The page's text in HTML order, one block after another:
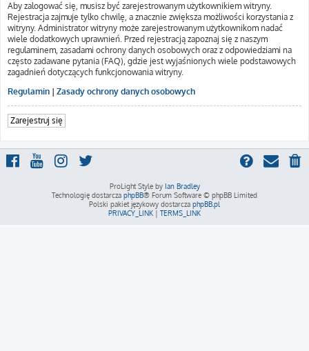
Aby zalogować się, musisz być zarejestrowanym użytkownikiem witryny.
Rejestracja zajmuje tylko chwilę, a znacznie zwiększa możliwości korzystania z
witryny. Administrator witryny może zarejestrowanym użytkownikom nadać
wiele dodatkowych uprawnień. Przed rejestracją zapoznaj się z naszym
regulaminem, zasadami ochrony danych osobowych oraz z odpowiedziami na
często zadawane pytania (FAQ), gdzie jest wyjaśnionych wiele podstawowych
zagadnień dotyczących funkcjonowania witryny.
Regulamin | Zasady ochrony danych osobowych
Zarejestruj się
ProLight Style by Ian Bradley
Technologię dostarcza phpBB® Forum Software © phpBB Limited
Polski pakiet językowy dostarcza phpBB.pl
PRIVACY_LINK | TERMS_LINK